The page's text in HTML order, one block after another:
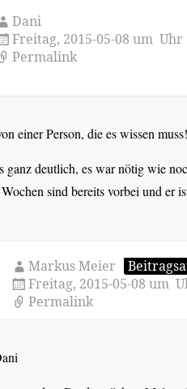
Dani
Freitag, 2015-05-08 um Uhr
Permalink
einer Person, die es wissen
ganz deutlich, es war nötig wie
sind bereits vorbei und er
Markus Meier
Freitag, 2015-05-08 um
Permalink